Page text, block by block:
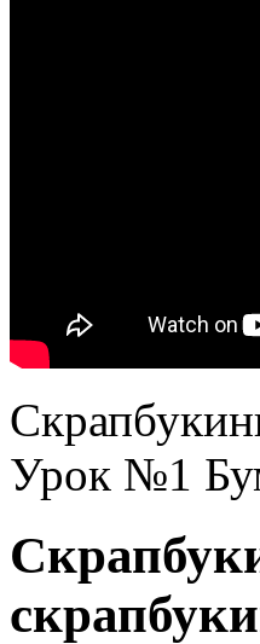
Урок №1